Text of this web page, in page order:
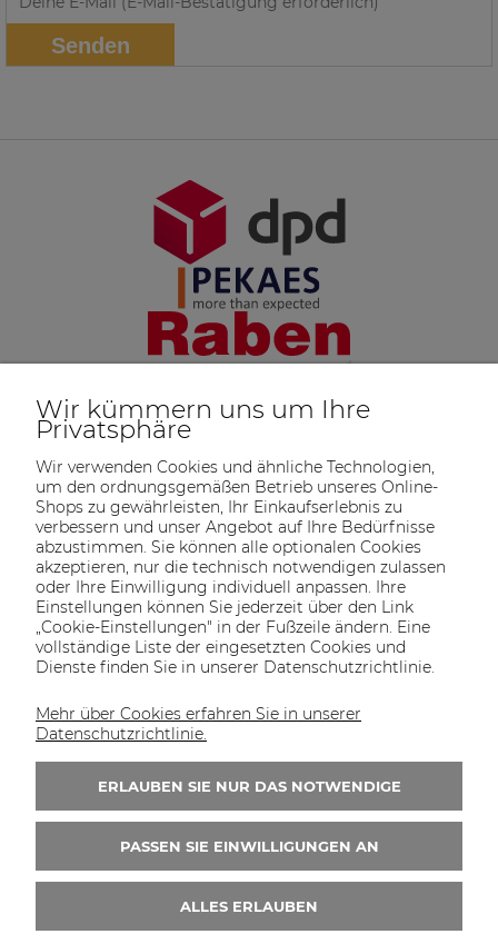
Senden
SOLTECH
SHOP
ANGEBOT INFORMATIONEN
KONTAKT
KONTAKT UNS
16:00 Uhr erreichbar.
+49 30 46690082
Wir kümmern uns um Ihre
Privatsphäre
Wir verwenden Cookies und ähnliche Technologien,
um den ordnungsgemäßen Betrieb unseres Online-
Shops zu gewährleisten, Ihr Einkaufserlebnis zu
verbessern und unser Angebot auf Ihre Bedürfnisse
abzustimmen. Sie können alle optionalen Cookies
akzeptieren, nur die technisch notwendigen zulassen
oder Ihre Einwilligung individuell anpassen. Ihre
Einstellungen können Sie jederzeit über den Link
„Cookie-Einstellungen" in der Fußzeile ändern. Eine
vollständige Liste der eingesetzten Cookies und
Dienste finden Sie in unserer Datenschutzrichtlinie.
Mehr über Cookies erfahren Sie in unserer
Datenschutzrichtlinie.
ERLAUBEN SIE NUR DAS NOTWENDIGE
PASSEN SIE EINWILLIGUNGEN AN
ALLES ERLAUBEN